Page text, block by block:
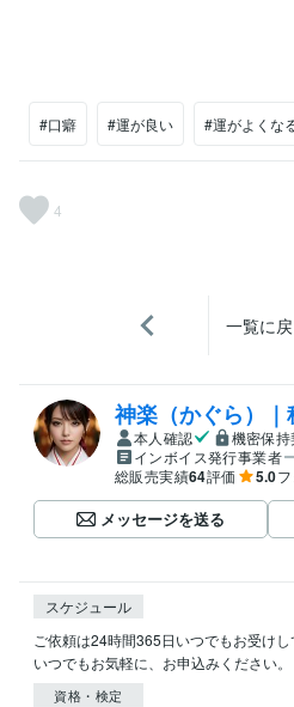
#口癖 #運が良い #運がよくな
4
一覧に
神楽（かぐら）
本人確認
機密保
インボイス発行事業者
総販売実績64評価 5.0
メッセージを送る
スケジュール
ご依頼は24時間365日いつでもお受けし
資格・検定